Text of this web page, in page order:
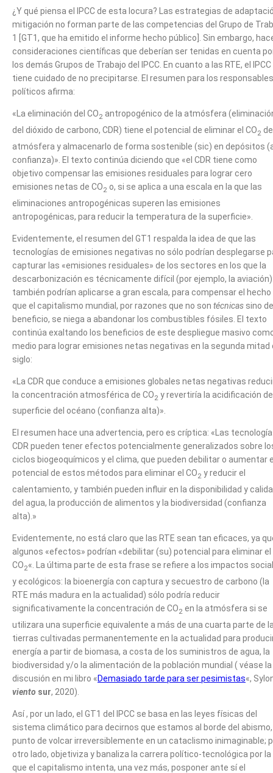
¿Y qué piensa el IPCC de esta locura? Las estrategias de
mitigación no forman parte de las competencias del Grupo de
1 [GT1, que ha emitido el informe hecho público]. Sin embargo,
consideraciones científicas que deberían ser tenidas en cuenta
los demás Grupos de Trabajo del IPCC. En cuanto a las RTE, el IPCC
tiene cuidado de no precipitarse. El resumen para los responsables
políticos afirma:
«La eliminación del CO2 antropogénico de la atmósfera
del dióxido de carbono, CDR) tiene el potencial de eliminar el CO2
atmósfera y almacenarlo de forma sostenible (sic) en depósitos
confianza)». El texto continúa diciendo que «el CDR tiene como
objetivo compensar las emisiones residuales para lograr cero
emisiones netas de CO2 o, si se aplica a una escala en la que las
eliminaciones antropogénicas superen las emisiones
antropogénicas, para reducir la temperatura de la superficie».
Evidentemente, el resumen del GT1 respalda la idea de que las
tecnologías de emisiones negativas no sólo podrían desplegarse
capturar las «emisiones residuales» de los sectores en los que la
descarbonización es técnicamente difícil (por ejemplo, la
también podrían aplicarse a gran escala, para compensar el hecho
que el capitalismo mundial, por razones que no son técnicas sino de
beneficio, se niega a abandonar los combustibles fósiles. El texto
continúa exaltando los beneficios de este despliegue masivo
medio para lograr emisiones netas negativas en la segunda mitad
siglo:
«La CDR que conduce a emisiones globales netas negativas
la concentración atmosférica de CO2 y revertiría la acidificación
superficie del océano (confianza alta)».
El resumen hace una advertencia, pero es críptica: «Las
CDR pueden tener efectos potencialmente generalizados sobre
ciclos biogeoquímicos y el clima, que pueden debilitar o aumentar
potencial de estos métodos para eliminar el CO2 y reducir el
calentamiento, y también pueden influir en la disponibilidad y
del agua, la producción de alimentos y la biodiversidad (confianza
alta).»
Evidentemente, no está claro que las RTE sean tan eficaces, ya
algunos «efectos» podrían «debilitar (su) potencial para eliminar el
CO2«. La última parte de esta frase se refiere a los impactos
y ecológicos: la bioenergía con captura y secuestro de carbono (la
RTE más madura en la actualidad) sólo podría reducir
significativamente la concentración de CO2 en la atmósfera si se
utilizara una superficie equivalente a más de una cuarta parte de
tierras cultivadas permanentemente en la actualidad para
energía a partir de biomasa, a costa de los suministros de agua, la
biodiversidad y/o la alimentación de la población mundial ( véase la
discusión en mi libro «Demasiado tarde para ser pesimistas«,
viento sur, 2020).
Así , por un lado, el GT1 del IPCC se basa en las leyes físicas del
sistema climático para decirnos que estamos al borde del
punto de volcar irreversiblemente en un cataclismo inimaginable;
otro lado, objetiviza y banaliza la carrera político-tecnológica por la
que el capitalismo intenta, una vez más, posponer ante sí el